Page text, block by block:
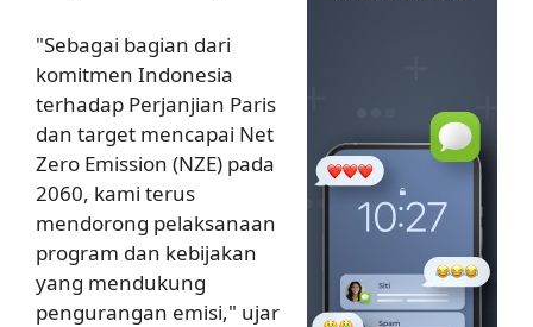
"Sebagai bagian dari
komitmen Indonesia
terhadap Perjanjian Paris
dan target mencapai Net
Zero Emission (NZE) pada
2060, kami terus
mendorong pelaksanaan
program dan kebijakan
yang mendukung
pengurangan emisi," ujar